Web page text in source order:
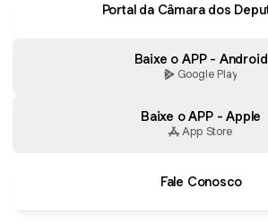
Portal da Câmara dos
Baixe o APP - Android
Google Play
Baixe o APP - Apple
App Store
Fale Conosco